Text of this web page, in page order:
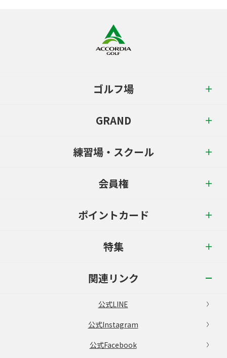
ゴルフ場
GRAND
練習場・スクール
会員権
ポイントカード
特集
関連リンク
公式LINE
公式Instagram
公式Facebook